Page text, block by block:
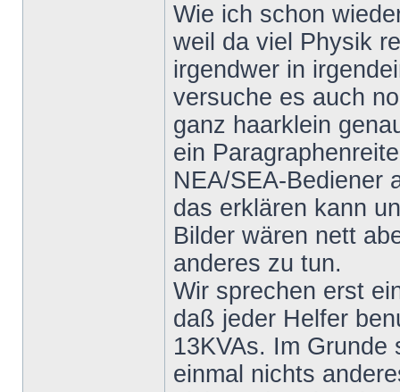
Wie ich schon
weil da viel Physik
irgendwer in
versuche es auch
ganz haarklein
ein
NEA/SEA-Bediener
das erklären kann
Bilder wären nett
anderes zu tun.
Wir sprechen erst
daß jeder Helfer
13KVAs. Im
einmal nichts